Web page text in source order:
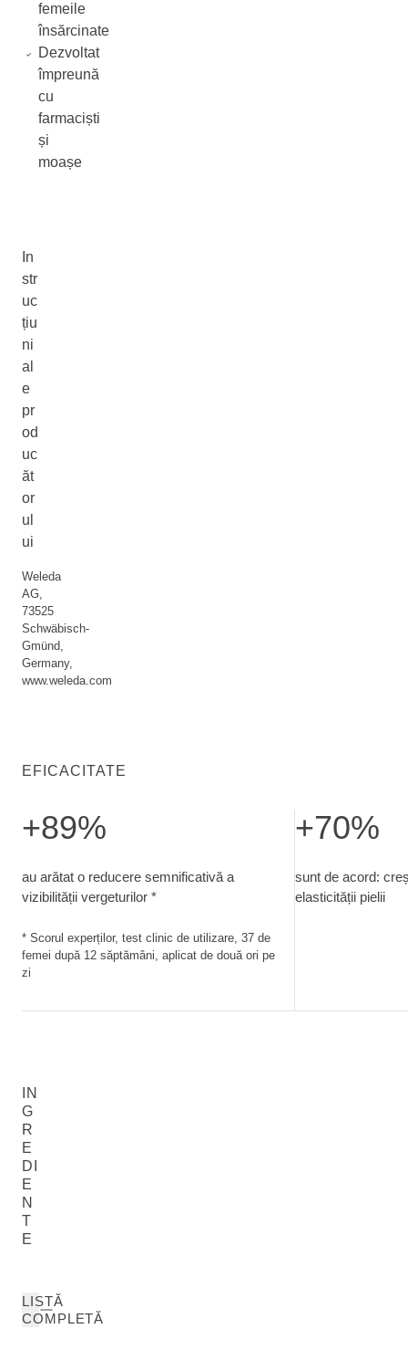
femeile
însărcinate
Dezvoltat
împreună
cu
farmaciști
și
moașe
In
str
uc
țiu
ni
al
e
pr
od
uc
ăt
or
ul
ui
Weleda
AG,
73525
Schwäbisch-
Gmünd,
Germany,
www.weleda.com
EFICACITATE
+89%
au arătat o reducere semnificativă a
vizibilității vergeturilor *
* Scorul experților, test clinic de utilizare, 37 de
femei după 12 săptămâni, aplicat de două ori pe
zi
+70%
sunt de acord:
elasticității pielii
IN
G
R
E
DI
E
N
T
E
LISTĂ
COMPLETĂ